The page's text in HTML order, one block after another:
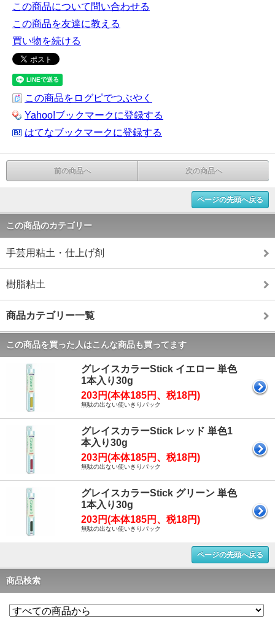
この商品について問い合わせる
この商品を友達に教える
買い物を続ける
この商品をログピでつぶやく
Yahoo!ブックマークに登録する
はてなブックマークに登録する
前の商品へ 次の商品へ
ページの先頭へ戻る
この商品のカテゴリー
手芸用粘土・仕上げ剤
樹脂粘土
商品カテゴリー一覧
この商品を買った人はこんな商品も買ってます
グレイスカラーStick イエロー 単色
1本入り30g
203円(本体185円、税18円)
無駄の出ない使いきりパック
グレイスカラーStick レッド 単色1
本入り30g
203円(本体185円、税18円)
無駄の出ない使いきりパック
グレイスカラーStick グリーン 単色
1本入り30g
203円(本体185円、税18円)
無駄の出ない使いきりパック
ページの先頭へ戻る
商品検索